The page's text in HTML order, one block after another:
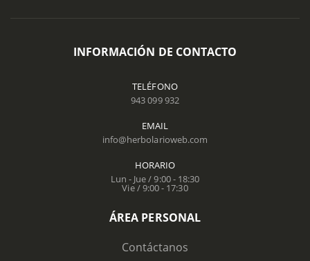
INFORMACIÓN DE CONTACTO
TELÉFONO
943 099 932
EMAIL
info@herbolarioweb.com
HORARIO
Lun - Jue / 9:00 - 18:30
Vie / 9:00 - 17:30
ÁREA PERSONAL
Contáctanos